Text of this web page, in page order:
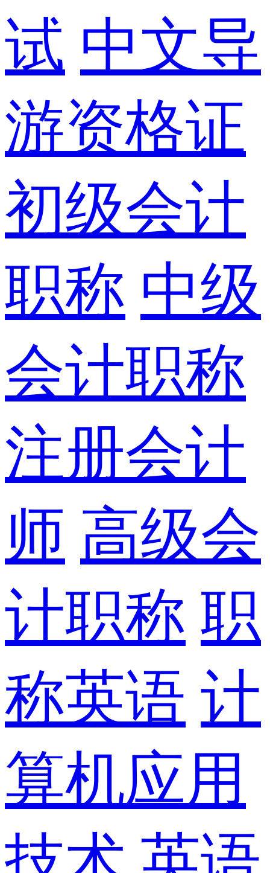
试 中文导
游资格证
初级会计
职称 中级
会计职称
注册会计
师 高级会
计职称 职
称英语 计
算机应用